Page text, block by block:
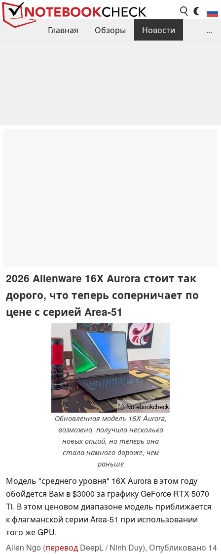
Главная Обзоры
Новости
...
2026 Alienware 16X Aurora стоит так
дорого, что теперь соперничает по
цене с серией Area-51
ⓘ Notebookcheck
Обновленная модель 16X Aurora,
возможно, получила несколько
новых опций, но теперь она
стала намного дороже, чем
раньше
Модель "среднего уровня" 16X Aurora в этом году
обойдется Вам в $3000 за графику GeForce RTX 5070
Ti. В этом ценовом диапазоне модель приближается
к флагманской серии Area-51 при использовании
того же GPU.
Allen Ngo (перевод DeepL / Ninh Duy), Опубликовано 14